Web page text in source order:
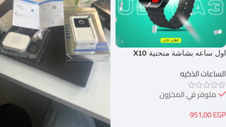
اول ساعه بشاشة منحنية X10
الساعات الذكيه
متوفر في المخزون
951,00EGP